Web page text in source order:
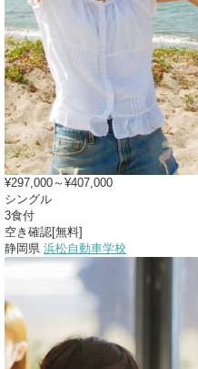
¥297,000～¥407,000
シングル
3食付
空き確認[無料]
静岡県 浜松自動車学校